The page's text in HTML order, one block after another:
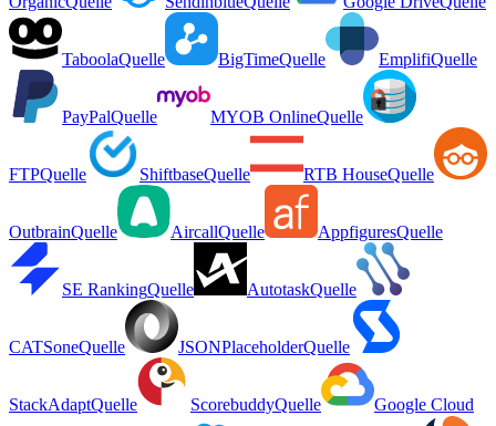
TaboolaQuelle BigTimeQuelle EmplifiQuelle
PayPalQuelle MYOB OnlineQuelle
FTPQuelle ShiftbaseQuelle RTB HouseQuelle
OutbrainQuelle AircallQuelle AppfiguresQuelle
SE RankingQuelle AutotaskQuelle
CATSoneQuelle JSONPlaceholderQuelle
StackAdaptQuelle ScorebuddyQuelle Google Cloud